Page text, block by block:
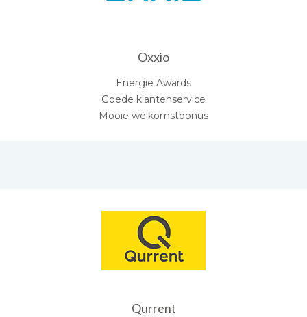
Oxxio
Energie Awards
Goede klantenservice
Mooie welkomstbonus
Qurrent